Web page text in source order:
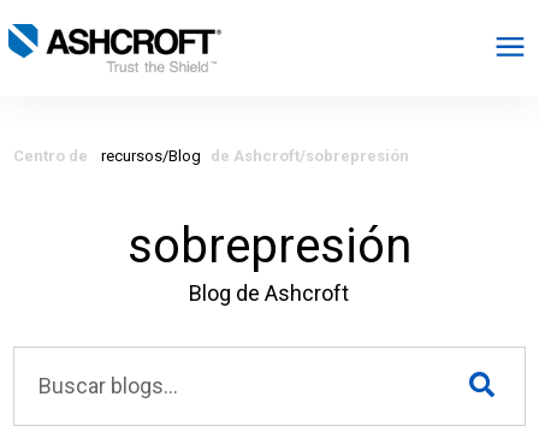
Centro de recursos/Blog de Ashcroft/sobrepresión
sobrepresión
Blog de Ashcroft